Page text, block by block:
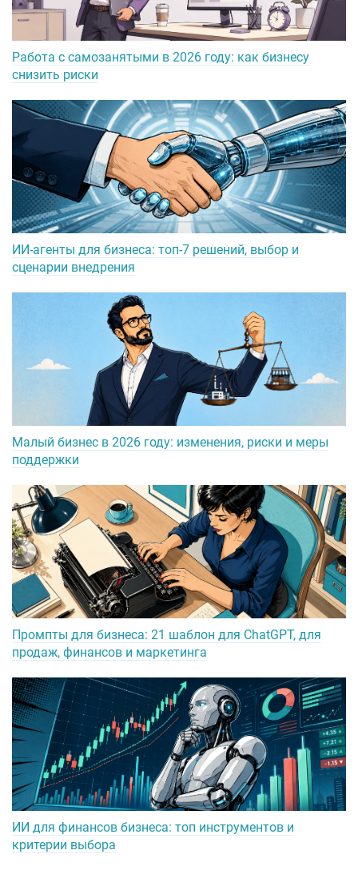
Работа с самозанятыми в 2026 году: как бизнесу
снизить риски
ИИ-агенты для бизнеса: топ-7 решений, выбор и
сценарии внедрения
Малый бизнес в 2026 году: изменения, риски и меры
поддержки
Промпты для бизнеса: 21 шаблон для ChatGPT, для
продаж, финансов и маркетинга
ИИ для финансов бизнеса: топ инструментов и
критерии выбора